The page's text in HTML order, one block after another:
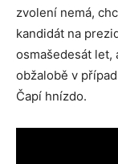
zvolení nemá,
kandidát na
osmašedesát let,
obžalobě v
Čapí hnízdo.